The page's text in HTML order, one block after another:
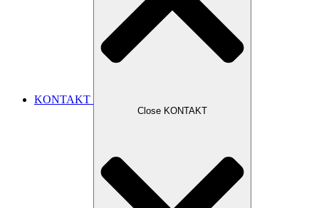
KONTAKT
Close KONTAKT